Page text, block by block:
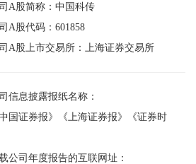
A 股简称：中国科传
A 股代码： 601858
A 股上市交易所：上海证券交易所
报纸名称：
《上海证券报》《证券时
报告的互联网址：